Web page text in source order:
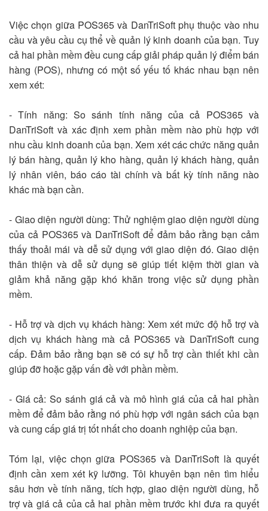
Việc chọn giữa POS365 và DanTriSoft phụ thuộc vào nhu
cầu và yêu cầu cụ thể về quản lý kinh doanh của bạn. Tuy
cả hai phần mềm đều cung cấp giải pháp quản lý điểm bán
hàng (POS), nhưng có một số yếu tố khác nhau bạn nên
xem xét:
- Tính năng: So sánh tính năng của cả POS365 và
DanTriSoft và xác định xem phần mềm nào phù hợp với
nhu cầu kinh doanh của bạn. Xem xét các chức năng quản
lý bán hàng, quản lý kho hàng, quản lý khách hàng, quản
lý nhân viên, báo cáo tài chính và bất kỳ tính năng nào
khác mà bạn cần.
- Giao diện người dùng: Thử nghiệm giao diện người dùng
của cả POS365 và DanTriSoft để đảm bảo rằng bạn cảm
thấy thoải mái và dễ sử dụng với giao diện đó. Giao diện
thân thiện và dễ sử dụng sẽ giúp tiết kiệm thời gian và
giảm khả năng gặp khó khăn trong việc sử dụng phần
mềm.
- Hỗ trợ và dịch vụ khách hàng: Xem xét mức độ hỗ trợ và
dịch vụ khách hàng mà cả POS365 và DanTriSoft cung
cấp. Đảm bảo rằng bạn sẽ có sự hỗ trợ cần thiết khi cần
giúp đỡ hoặc gặp vấn đề với phần mềm.
- Giá cả: So sánh giá cả và mô hình giá của cả hai phần
mềm để đảm bảo rằng nó phù hợp với ngân sách của bạn
và cung cấp giá trị tốt nhất cho doanh nghiệp của bạn.
Tóm lại, việc chọn giữa POS365 và DanTriSoft là quyết
định cần xem xét kỹ lưỡng. Tôi khuyên bạn nên tìm hiểu
sâu hơn về tính năng, tích hợp, giao diện người dùng, hỗ
trợ và giá cả của cả hai phần mềm trước khi đưa ra quyết